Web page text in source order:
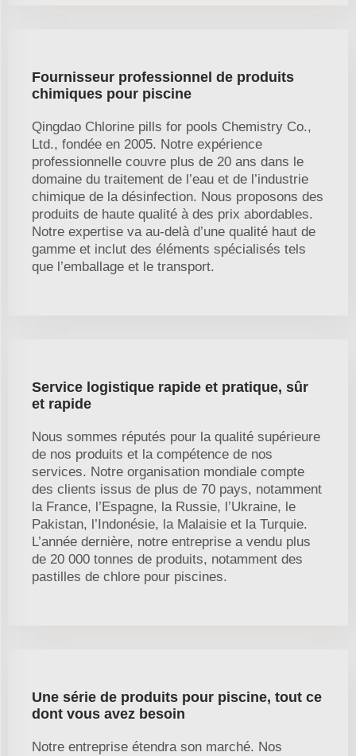
Fournisseur professionnel de produits
chimiques pour piscine
Qingdao Chlorine pills for pools Chemistry Co.,
Ltd., fondée en 2005. Notre expérience
professionnelle couvre plus de 20 ans dans le
domaine du traitement de l’eau et de l’industrie
chimique de la désinfection. Nous proposons des
produits de haute qualité à des prix abordables.
Notre expertise va au-delà d’une qualité haut de
gamme et inclut des éléments spécialisés tels
que l’emballage et le transport.
Service logistique rapide et pratique, sûr
et rapide
Nous sommes réputés pour la qualité supérieure
de nos produits et la compétence de nos
services. Notre organisation mondiale compte
des clients issus de plus de 70 pays, notamment
la France, l’Espagne, la Russie, l’Ukraine, le
Pakistan, l’Indonésie, la Malaisie et la Turquie.
L’année dernière, notre entreprise a vendu plus
de 20 000 tonnes de produits, notamment des
pastilles de chlore pour piscines.
Une série de produits pour piscine, tout ce
dont vous avez besoin
Notre entreprise étendra son marché. Nos